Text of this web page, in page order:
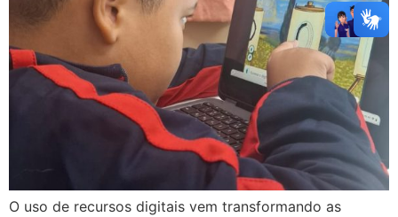
O uso de recursos digitais vem transformando as